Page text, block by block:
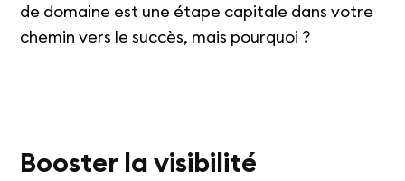
de domaine est une étape capitale dans votre
chemin vers le succès, mais pourquoi ?
Booster la visibilité